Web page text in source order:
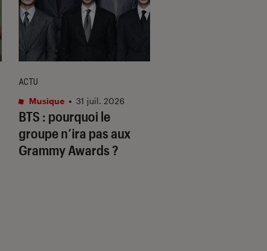
BTS : pourquoi le
groupe n’ira pas aux
Grammy Awards ?
ACTU
Musique • 31 juil. 2026